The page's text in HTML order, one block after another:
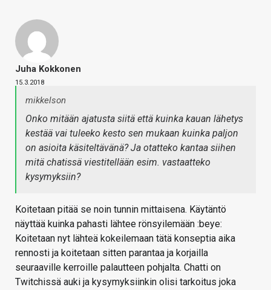
Juha Kokkonen
15.3.2018
mikkelson
Onko mitään ajatusta siitä että kuinka kauan lähetys
kestää vai tuleeko kesto sen mukaan kuinka paljon
on asioita käsiteltävänä? Ja otatteko kantaa siihen
mitä chatissä viestitellään esim. vastaatteko
kysymyksiin?
Koitetaan pitää se noin tunnin mittaisena. Käytäntö
näyttää kuinka pahasti lähtee rönsyilemään :beye:
Koitetaan nyt lähteä kokeilemaan tätä konseptia aika
rennosti ja koitetaan sitten parantaa ja korjailla
seuraaville kerroille palautteen pohjalta. Chatti on
Twitchissä auki ja kysymyksiinkin olisi tarkoitus joka